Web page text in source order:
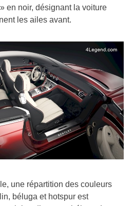
en noir, désignant la voiture
les ailes avant.
une répartition des couleurs
béluga et hotspur est